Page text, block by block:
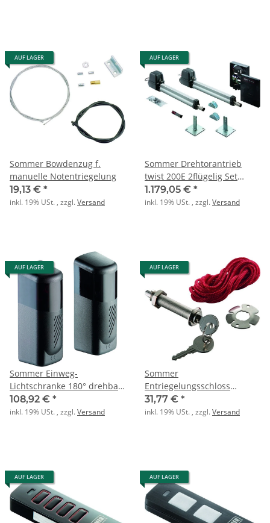
AUF LAGER
Sommer Bowdenzug f.
manuelle Notentriegelung
19,13 € *
inkl. 19% USt. , zzgl.Versand
AUF LAGER
Sommer Drehtorantrieb
twist 200E 2flügelig Set
anthrazit
1.179,05 € *
inkl. 19% USt. , zzgl.Versand
AUF LAGER
Sommer Einweg-
Lichtschranke 180° drehbar
IP55 Reichweite: 20m 12-24V
108,92 € *
inkl. 19% USt. , zzgl.Versand
AUF LAGER
Sommer
Entriegelungsschloss
5116V000
31,77 € *
inkl. 19% USt. , zzgl.Versand
AUF LAGER AUF LAGER